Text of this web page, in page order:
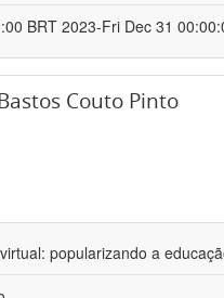
BRT 2023-Fri Dec 31
Couto Pinto
popularizando a